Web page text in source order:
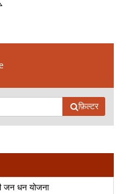
फ़िल्टर
जन धन योजना